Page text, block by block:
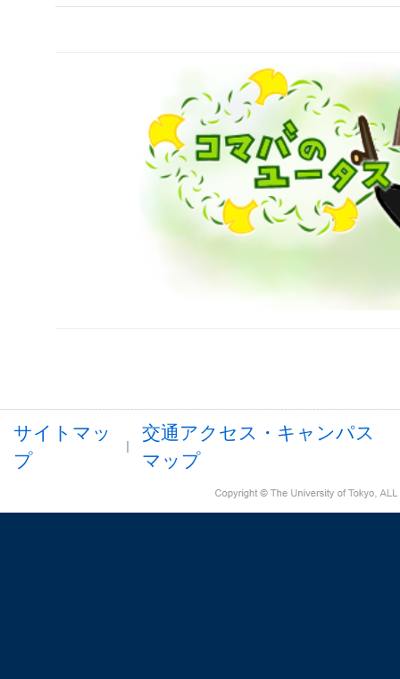
サイトマッ
プ
交通アクセス・キャンパス
マップ